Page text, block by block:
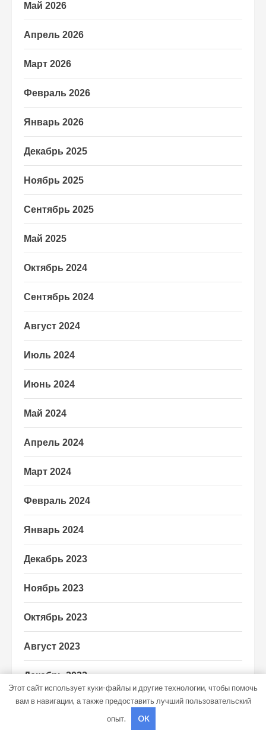
Май 2026
Апрель 2026
Март 2026
Февраль 2026
Январь 2026
Декабрь 2025
Ноябрь 2025
Сентябрь 2025
Май 2025
Октябрь 2024
Сентябрь 2024
Август 2024
Июль 2024
Июнь 2024
Май 2024
Апрель 2024
Март 2024
Февраль 2024
Январь 2024
Декабрь 2023
Ноябрь 2023
Октябрь 2023
Август 2023
Декабрь 2022
Апрель 2022
Этот сайт использует куки-файлы и другие технологии, чтобы помочь
вам в навигации, а также предоставить лучший пользовательский
опыт.
OK